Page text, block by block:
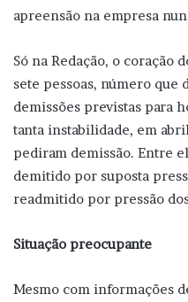
apreensão na empresa
Só na Redação, o coração
sete pessoas, número que
demissões previstas para
tanta instabilidade, em
pediram demissão. Entre
demitido por suposta
readmitido por pressão
Situação preocupante
Mesmo com informações